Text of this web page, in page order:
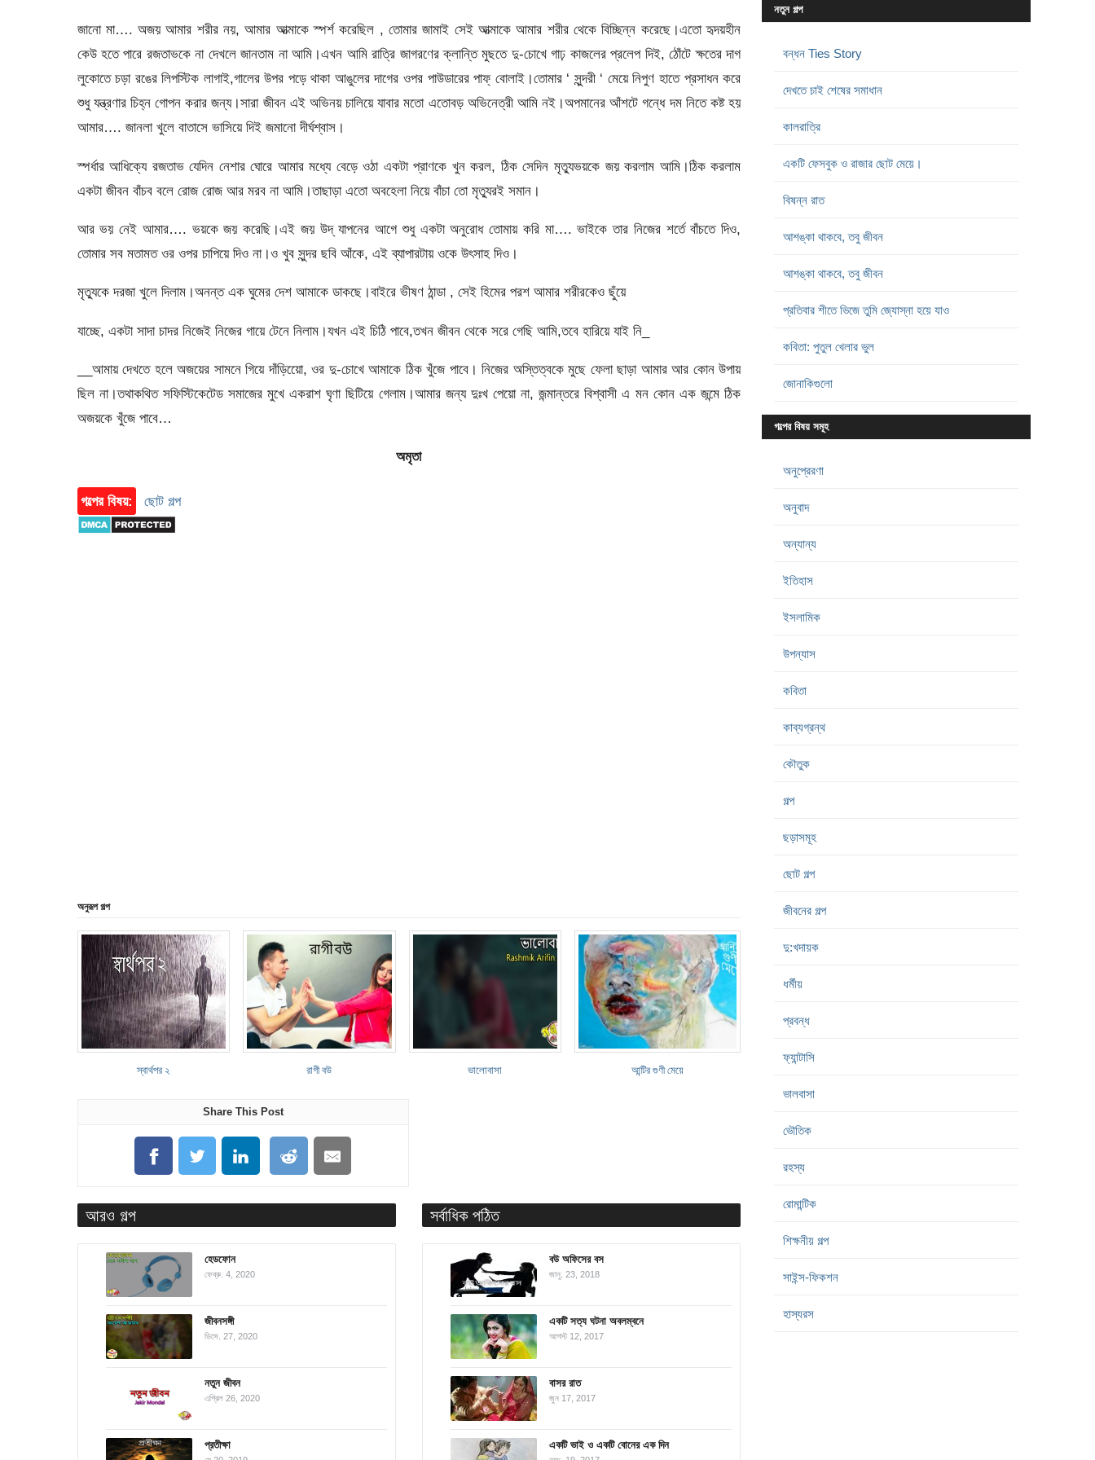
জানো মা…. অজয় আমার শরীর নয়, আমার আত্মাকে স্পর্শ করেছিল , তোমার জামাই সেই আত্মাকে আমার শরীর থেকে বিচ্ছিন্ন করেছে।এতো হৃদয়হীন
কেউ হতে পারে রজতাভকে না দেখলে জানতাম না আমি।এখন আমি রাত্রি জাগরণের ক্লান্তি মুছতে দু-চোখে গাঢ় কাজলের প্রলেপ দিই, ঠোঁটে ক্ষতের দাগ
লুকোতে চড়া রঙের লিপস্টিক লাগাই,গালের উপর পড়ে থাকা আঙুলের দাগের ওপর পাউডারের পাফ্ বোলাই।তোমার ‘ সুন্দরী ‘ মেয়ে নিপুণ হাতে প্রসাধন করে
শুধু যন্ত্রণার চিহ্ন গোপন করার জন্য।সারা জীবন এই অভিনয় চালিয়ে যাবার মতো এতোবড় অভিনেত্রী আমি নই।অপমানের আঁশটে গন্ধে দম নিতে কষ্ট হয়
আমার…. জানলা খুলে বাতাসে ভাসিয়ে দিই জমানো দীর্ঘশ্বাস।
স্পর্ধার আধিক্যে রজতাভ যেদিন নেশার ঘোরে আমার মধ্যে বেড়ে ওঠা একটা প্রাণকে খুন করল, ঠিক সেদিন মৃত্যুভয়কে জয় করলাম আমি।ঠিক করলাম
একটা জীবন বাঁচব বলে রোজ রোজ আর মরব না আমি।তাছাড়া এতো অবহেলা নিয়ে বাঁচা তো মৃত্যুরই সমান।
আর ভয় নেই আমার…. ভয়কে জয় করেছি।এই জয় উদ্ যাপনের আগে শুধু একটা অনুরোধ তোমায় করি মা…. ভাইকে তার নিজের শর্তে বাঁচতে দিও,
তোমার সব মতামত ওর ওপর চাপিয়ে দিও না।ও খুব সুন্দর ছবি আঁকে, এই ব্যাপারটায় ওকে উৎসাহ দিও।
মৃত্যুকে দরজা খুলে দিলাম।অনন্ত এক ঘুমের দেশ আমাকে ডাকছে।বাইরে ভীষণ ঠান্ডা , সেই হিমের পরশ আমার শরীরকেও ছুঁয়ে
যাচ্ছে, একটা সাদা চাদর নিজেই নিজের গায়ে টেনে নিলাম।যখন এই চিঠি পাবে,তখন জীবন থেকে সরে গেছি আমি,তবে হারিয়ে যাই নি_
__আমায় দেখতে হলে অজয়ের সামনে গিয়ে দাঁড়িয়েো, ওর দু-চোখে আমাকে ঠিক খুঁজে পাবে। নিজের অস্তিত্বকে মুছে ফেলা ছাড়া আমার আর কোন উপায়
ছিল না।তথাকথিত সফিস্টিকেটেড সমাজের মুখে একরাশ ঘৃণা ছিটিয়ে গেলাম।আমার জন্য দুঃখ পেয়ো না, জন্মান্তরে বিশ্বাসী এ মন কোন এক জন্মে ঠিক
অজয়কে খুঁজে পাবে…
অমৃতা
গল্পের বিষয়: ছোট গল্প
অনুরূপ গল্প
স্বার্থপর ২ রাগী বউ ভালোবাসা আন্টির গুণী মেয়ে
Share This Post
আরও গল্প
হেডফোন
ফেব্রু. 4, 2020
জীবনসঙ্গী
ডিসে. 27, 2020
নতুন জীবন
এপ্রিল 26, 2020
প্রতীক্ষা
সর্বাধিক পঠিত
বউ অফিসের বস
জানু. 23, 2018
একটি সত্য ঘটনা অবলম্বনে
আগস্ট 12, 2017
বাসর রাত
জুন 17, 2017
একটি ভাই ও একটি বোনের এক দিন
নতুন গল্প
বন্ধন Ties Story
দেখতে চাই শেষের সমাধান
কালরাত্রি
একটি ফেসবুক ও রাজার ছোট মেয়ে।
বিষন্ন রাত
আশঙ্কা থাকবে, তবু জীবন
আশঙ্কা থাকবে, তবু জীবন
প্রতিবার শীতে ভিজে তুমি জ্যোস্না হয়ে যাও
কবিতা: পুতুল খেলার ভুল
জোনাকিগুলো
গল্পের বিষয় সমূহ
অনুপ্রেরণা
অনুবাদ
অন্যান্য
ইতিহাস
ইসলামিক
উপন্যাস
কবিতা
কাব্যগ্রন্থ
কৌতুক
গল্প
ছড়াসমূহ
ছোট গল্প
জীবনের গল্প
দু:খদায়ক
ধর্মীয়
প্রবন্ধ
ফ্যান্টাসি
ভালবাসা
ভৌতিক
রহস্য
রোমান্টিক
শিক্ষনীয় গল্প
সাইন্স-ফিকশন
হাস্যরস